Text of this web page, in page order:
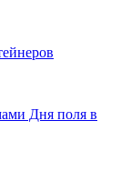
Дня поля в